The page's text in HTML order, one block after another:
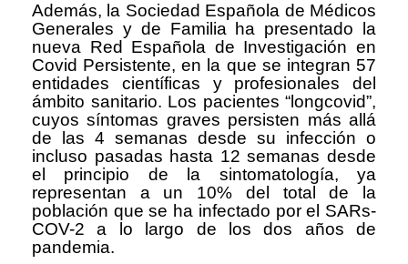
Además, la Sociedad Española de Médicos
Generales y de Familia ha presentado la
nueva Red Española de Investigación en
Covid Persistente, en la que se integran 57
entidades científicas y profesionales del
ámbito sanitario. Los pacientes “longcovid”,
cuyos síntomas graves persisten más allá
de las 4 semanas desde su infección o
incluso pasadas hasta 12 semanas desde
el principio de la sintomatología, ya
representan a un 10% del total de la
población que se ha infectado por el SARs-
COV-2 a lo largo de los dos años de
pandemia.